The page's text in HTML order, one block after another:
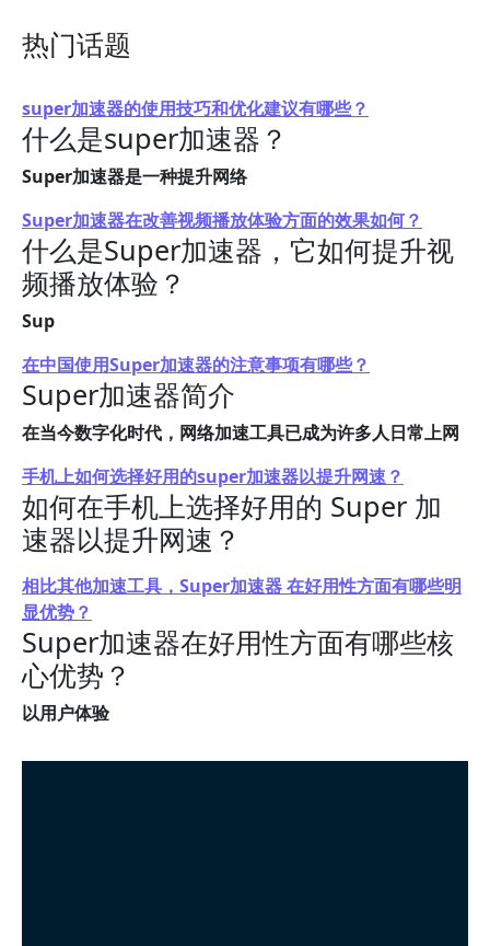
热门话题
super加速器的使用技巧和优化建议有哪些？
什么是super加速器？
Super加速器是一种提升网络
Super加速器在改善视频播放体验方面的效果如何？
什么是Super加速器，它如何提升视
频播放体验？
Sup
在中国使用Super加速器的注意事项有哪些？
Super加速器简介
在当今数字化时代，网络加速工具已成为许多人日常上网
手机上如何选择好用的super加速器以提升网速？
如何在手机上选择好用的 Super 加
速器以提升网速？
相比其他加速工具，Super加速器 在好用性方面有哪些明
显优势？
Super加速器在好用性方面有哪些核
心优势？
以用户体验